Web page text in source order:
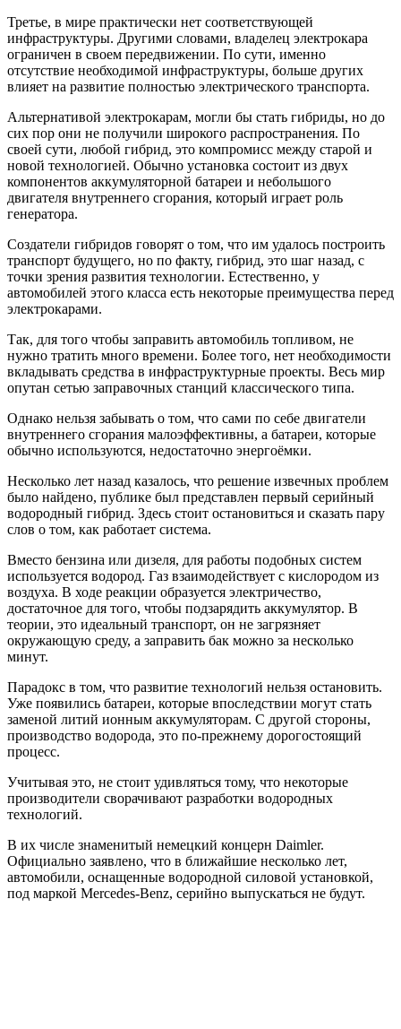
Третье, в мире практически нет соответствующей
инфраструктуры. Другими словами, владелец электрокара
ограничен в своем передвижении. По сути, именно
отсутствие необходимой инфраструктуры, больше других
влияет на развитие полностью электрического транспорта.
Альтернативой электрокарам, могли бы стать гибриды, но до
сих пор они не получили широкого распространения. По
своей сути, любой гибрид, это компромисс между старой и
новой технологией. Обычно установка состоит из двух
компонентов аккумуляторной батареи и небольшого
двигателя внутреннего сгорания, который играет роль
генератора.
Создатели гибридов говорят о том, что им удалось построить
транспорт будущего, но по факту, гибрид, это шаг назад, с
точки зрения развития технологии. Естественно, у
автомобилей этого класса есть некоторые преимущества перед
электрокарами.
Так, для того чтобы заправить автомобиль топливом, не
нужно тратить много времени. Более того, нет необходимости
вкладывать средства в инфраструктурные проекты. Весь мир
опутан сетью заправочных станций классического типа.
Однако нельзя забывать о том, что сами по себе двигатели
внутреннего сгорания малоэффективны, а батареи, которые
обычно используются, недостаточно энергоёмки.
Несколько лет назад казалось, что решение извечных проблем
было найдено, публике был представлен первый серийный
водородный гибрид. Здесь стоит остановиться и сказать пару
слов о том, как работает система.
Вместо бензина или дизеля, для работы подобных систем
используется водород. Газ взаимодействует с кислородом из
воздуха. В ходе реакции образуется электричество,
достаточное для того, чтобы подзарядить аккумулятор. В
теории, это идеальный транспорт, он не загрязняет
окружающую среду, а заправить бак можно за несколько
минут.
Парадокс в том, что развитие технологий нельзя остановить.
Уже появились батареи, которые впоследствии могут стать
заменой литий ионным аккумуляторам. С другой стороны,
производство водорода, это по-прежнему дорогостоящий
процесс.
Учитывая это, не стоит удивляться тому, что некоторые
производители сворачивают разработки водородных
технологий.
В их числе знаменитый немецкий концерн Daimler.
Официально заявлено, что в ближайшие несколько лет,
автомобили, оснащенные водородной силовой установкой,
под маркой Mercedes-Benz, серийно выпускаться не будут.